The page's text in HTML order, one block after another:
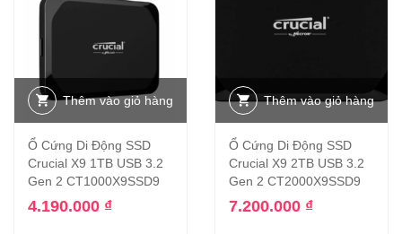
Thêm vào giỏ hàng
Ổ Cứng Di Động SSD
Crucial X9 1TB USB 3.2
Gen 2 CT1000X9SSD9
4.190.000 ₫
Thêm vào giỏ hàng
Ổ Cứng Di Động SSD
Crucial X9 2TB USB 3.2
Gen 2 CT2000X9SSD9
7.200.000 ₫